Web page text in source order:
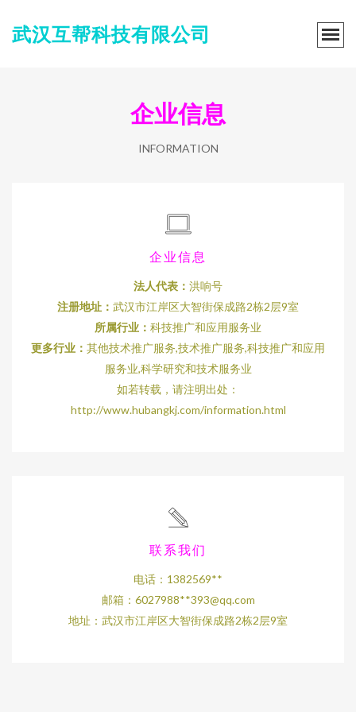
武汉互帮科技有限公司
企业信息
INFORMATION
企业信息
法人代表： 洪响号
注册地址： 武汉市江岸区大智街保成路2栋2层9室
所属行业： 科技推广和应用服务业
更多行业： 其他技术推广服务,技术推广服务,科技推广和应用
服务业,科学研究和技术服务业
如若转载，请注明出处：
http://www.hubangkj.com/information.html
联系我们
电话：1382569**
邮箱：6027988**393@qq.com
地址：武汉市江岸区大智街保成路2栋2层9室